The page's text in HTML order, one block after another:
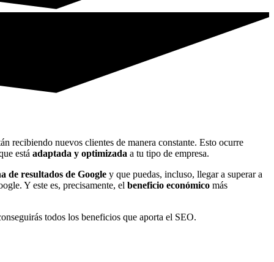
recibiendo nuevos clientes de manera constante. Esto ocurre
está adaptada y optimizada a tu tipo de empresa.
de resultados de Google y que puedas, incluso, llegar a superar a
Y este es, precisamente, el beneficio económico más
todos los beneficios que aporta el SEO.